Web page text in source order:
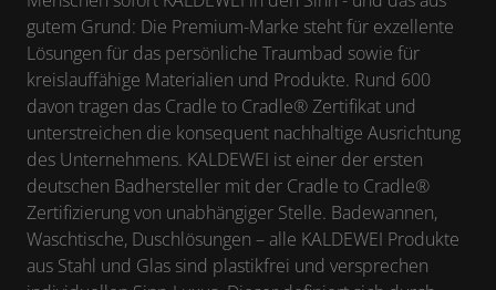
gutem Grund: Die Premium-Marke steht für exzellente
Lösungen für das persönliche Traumbad sowie für
kreislauffähige Materialien und Produkte. Rund 600
davon tragen das Cradle to Cradle®Zertifikat und
unterstreichen die konsequent nachhaltige Ausrichtung
des Unternehmens. KALDEWEI ist einer der ersten
deutschen Badhersteller mit der Cradle to Cradle®
Zertifizierung von unabhängiger Stelle. Badewannen,
Waschtische, Duschlösungen – alle KALDEWEI Produkte
aus Stahl und Glas sind plastikfrei und versprechen